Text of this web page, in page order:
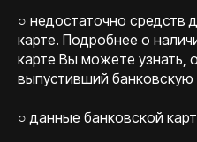
○ недостаточно средств
карте. Подробнее о
карте Вы можете узнать,
выпустивший банковскую
○ данные банковской